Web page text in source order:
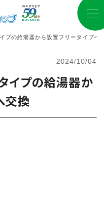
プの給湯器から設置フリータイプへ
2024/10/04
イプの給湯器か
交換